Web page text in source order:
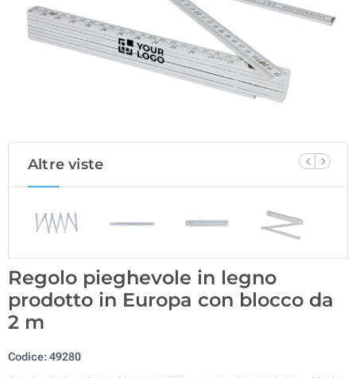
Altre viste
Regolo pieghevole in legno
prodotto in Europa con blocco da
2 m
Codice:49280